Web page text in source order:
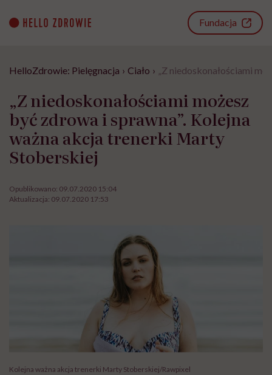
content
Fundacja
HelloZdrowie: Pielęgnacja › Ciało › „Z niedoskonałościami
„Z niedoskonałościami możesz
być zdrowa i sprawna”. Kolejna
ważna akcja trenerki Marty
Stoberskiej
Opublikowano: 09.07.2020 15:04
Aktualizacja: 09.07.2020 17:53
Kolejna ważna akcja trenerki Marty Stoberskiej/Rawpixel